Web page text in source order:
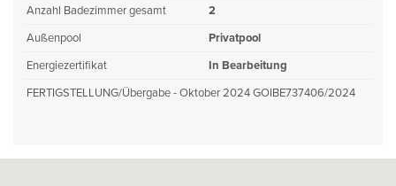
Anzahl Badezimmer gesamt
2
Außenpool
Privatpool
Energiezertifikat
In Bearbeitung
FERTIGSTELLUNG/Übergabe - Oktober 2024 GOIBE737406/2024